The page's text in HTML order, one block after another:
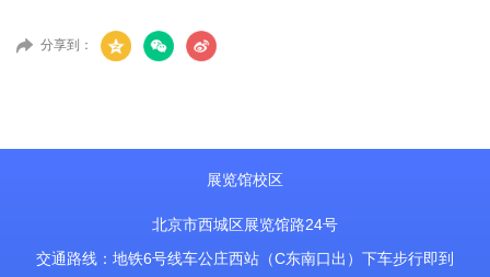
分享到：
展览馆校区
北京市西城区展览馆路24号
交通路线：地铁6号线车公庄西站（C东南口出）下车步行即到